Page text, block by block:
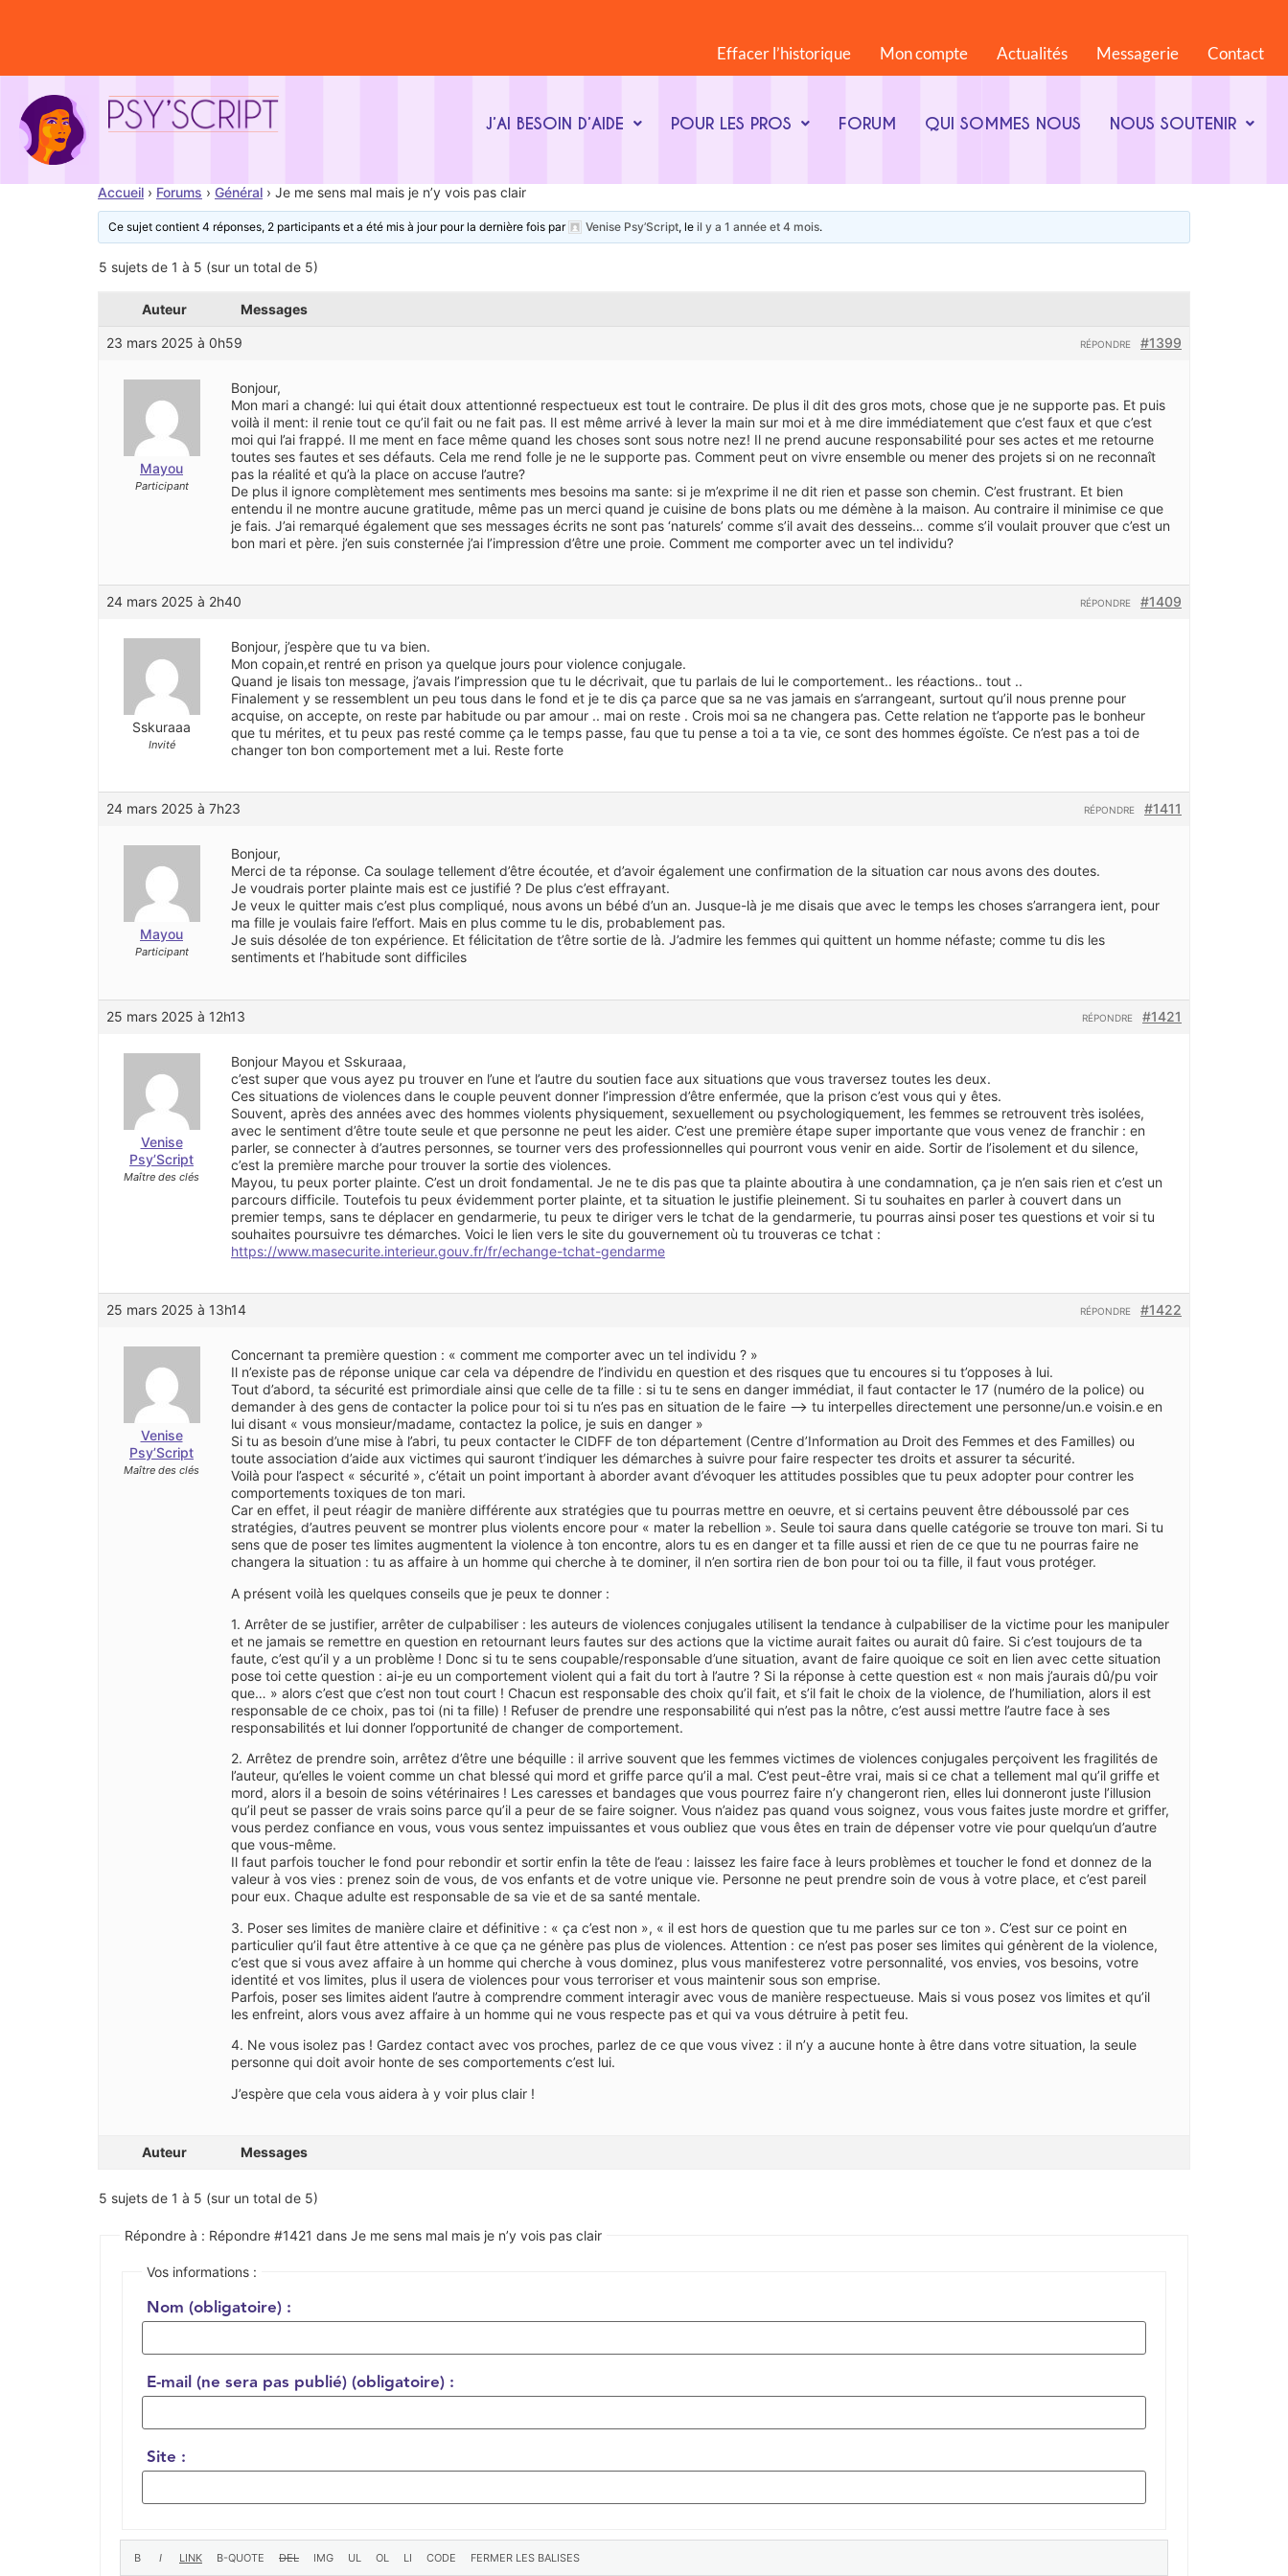
Effacer l’historique Mon compte Actualités Messagerie Contact
J’AI BESOIN D’AIDE POUR LES PROS FORUM QUI SOMMES NOUS NOUS SOUTENIR
Accueil › Forums › Général › Je me sens mal mais je n’y vois pas clair
Ce sujet contient 4 réponses, 2 participants et a été mis à jour pour la dernière fois par Venise Psy’Script, leil y a 1 année et 4 mois.
5 sujets de 1 à 5 (sur un total de 5)
Auteur Messages
23 mars 2025 à 0h59 #1399
RÉPONDRE
Mayou
Participant
Bonjour,
Mon mari a changé: lui qui était doux attentionné respectueux est tout le contraire. De plus il dit des gros mots, chose que je ne supporte pas. Et puis
voilà il ment: il renie tout ce qu’il fait ou ne fait pas. Il est même arrivé à lever la main sur moi et à me dire immédiatement que c’est faux et que c’est
moi qui l’ai frappé. Il me ment en face même quand les choses sont sous notre nez! Il ne prend aucune responsabilité pour ses actes et me retourne
toutes ses fautes et ses défauts. Cela me rend folle je ne le supporte pas. Comment peut on vivre ensemble ou mener des projets si on ne reconnaît
pas la réalité et qu’à la place on accuse l’autre?
De plus il ignore complètement mes sentiments mes besoins ma sante: si je m’exprime il ne dit rien et passe son chemin. C’est frustrant. Et bien
entendu il ne montre aucune gratitude, même pas un merci quand je cuisine de bons plats ou me démène à la maison. Au contraire il minimise ce que
je fais. J’ai remarqué également que ses messages écrits ne sont pas ‘naturels’ comme s’il avait des desseins… comme s’il voulait prouver que c’est un
bon mari et père. j’en suis consternée j’ai l’impression d’être une proie. Comment me comporter avec un tel individu?
24 mars 2025 à 2h40 #1409
RÉPONDRE
Sskuraaa
Invité
Bonjour, j’espère que tu va bien.
Mon copain,et rentré en prison ya quelque jours pour violence conjugale.
Quand je lisais ton message, j’avais l’impression que tu le décrivait, que tu parlais de lui le comportement.. les réactions.. tout ..
Finalement y se ressemblent un peu tous dans le fond et je te dis ça parce que sa ne vas jamais en s’arrangeant, surtout qu’il nous prenne pour
acquise, on accepte, on reste par habitude ou par amour .. mai on reste . Crois moi sa ne changera pas. Cette relation ne t’apporte pas le bonheur
que tu mérites, et tu peux pas resté comme ça le temps passe, fau que tu pense a toi a ta vie, ce sont des hommes égoïste. Ce n’est pas a toi de
changer ton bon comportement met a lui. Reste forte
24 mars 2025 à 7h23 #1411
RÉPONDRE
Mayou
Participant
Bonjour,
Merci de ta réponse. Ca soulage tellement d’être écoutée, et d’avoir également une confirmation de la situation car nous avons des doutes.
Je voudrais porter plainte mais est ce justifié ? De plus c’est effrayant.
Je veux le quitter mais c’est plus compliqué, nous avons un bébé d’un an. Jusque-là je me disais que avec le temps les choses s’arrangera ient, pour
ma fille je voulais faire l’effort. Mais en plus comme tu le dis, probablement pas.
Je suis désolée de ton expérience. Et félicitation de t’être sortie de là. J’admire les femmes qui quittent un homme néfaste; comme tu dis les
sentiments et l’habitude sont difficiles
25 mars 2025 à 12h13 #1421
RÉPONDRE
Venise
Psy’Script
Maître des clés
Bonjour Mayou et Sskuraaa,
c’est super que vous ayez pu trouver en l’une et l’autre du soutien face aux situations que vous traversez toutes les deux.
Ces situations de violences dans le couple peuvent donner l’impression d’être enfermée, que la prison c’est vous qui y êtes.
Souvent, après des années avec des hommes violents physiquement, sexuellement ou psychologiquement, les femmes se retrouvent très isolées,
avec le sentiment d’être toute seule et que personne ne peut les aider. C’est une première étape super importante que vous venez de franchir : en
parler, se connecter à d’autres personnes, se tourner vers des professionnelles qui pourront vous venir en aide. Sortir de l’isolement et du silence,
c’est la première marche pour trouver la sortie des violences.
Mayou, tu peux porter plainte. C’est un droit fondamental. Je ne te dis pas que ta plainte aboutira à une condamnation, ça je n’en sais rien et c’est un
parcours difficile. Toutefois tu peux évidemment porter plainte, et ta situation le justifie pleinement. Si tu souhaites en parler à couvert dans un
premier temps, sans te déplacer en gendarmerie, tu peux te diriger vers le tchat de la gendarmerie, tu pourras ainsi poser tes questions et voir si tu
souhaites poursuivre tes démarches. Voici le lien vers le site du gouvernement où tu trouveras ce tchat :
https://www.masecurite.interieur.gouv.fr/fr/echange-tchat-gendarme
25 mars 2025 à 13h14 #1422
RÉPONDRE
Venise
Psy’Script
Maître des clés
Concernant ta première question : « comment me comporter avec un tel individu ? »
Il n’existe pas de réponse unique car cela va dépendre de l’individu en question et des risques que tu encoures si tu t’opposes à lui.
Tout d’abord, ta sécurité est primordiale ainsi que celle de ta fille : si tu te sens en danger immédiat, il faut contacter le 17 (numéro de la police) ou
demander à des gens de contacter la police pour toi si tu n’es pas en situation de le faire –> tu interpelles directement une personne/un.e voisin.e en
lui disant « vous monsieur/madame, contactez la police, je suis en danger »
Si tu as besoin d’une mise à l’abri, tu peux contacter le CIDFF de ton département (Centre d’Information au Droit des Femmes et des Familles) ou
toute association d’aide aux victimes qui sauront t’indiquer les démarches à suivre pour faire respecter tes droits et assurer ta sécurité.
Voilà pour l’aspect « sécurité », c’était un point important à aborder avant d’évoquer les attitudes possibles que tu peux adopter pour contrer les
comportements toxiques de ton mari.
Car en effet, il peut réagir de manière différente aux stratégies que tu pourras mettre en oeuvre, et si certains peuvent être déboussolé par ces
stratégies, d’autres peuvent se montrer plus violents encore pour « mater la rebellion ». Seule toi saura dans quelle catégorie se trouve ton mari. Si tu
sens que de poser tes limites augmentent la violence à ton encontre, alors tu es en danger et ta fille aussi et rien de ce que tu ne pourras faire ne
changera la situation : tu as affaire à un homme qui cherche à te dominer, il n’en sortira rien de bon pour toi ou ta fille, il faut vous protéger.
A présent voilà les quelques conseils que je peux te donner :
1. Arrêter de se justifier, arrêter de culpabiliser : les auteurs de violences conjugales utilisent la tendance à culpabiliser de la victime pour les manipuler
et ne jamais se remettre en question en retournant leurs fautes sur des actions que la victime aurait faites ou aurait dû faire. Si c’est toujours de ta
faute, c’est qu’il y a un problème ! Donc si tu te sens coupable/responsable d’une situation, avant de faire quoique ce soit en lien avec cette situation
pose toi cette question : ai-je eu un comportement violent qui a fait du tort à l’autre ? Si la réponse à cette question est « non mais j’aurais dû/pu voir
que… » alors c’est que c’est non tout court ! Chacun est responsable des choix qu’il fait, et s’il fait le choix de la violence, de l’humiliation, alors il est
responsable de ce choix, pas toi (ni ta fille) ! Refuser de prendre une responsabilité qui n’est pas la nôtre, c’est aussi mettre l’autre face à ses
responsabilités et lui donner l’opportunité de changer de comportement.
2. Arrêtez de prendre soin, arrêtez d’être une béquille : il arrive souvent que les femmes victimes de violences conjugales perçoivent les fragilités de
l’auteur, qu’elles le voient comme un chat blessé qui mord et griffe parce qu’il a mal. C’est peut-être vrai, mais si ce chat a tellement mal qu’il griffe et
mord, alors il a besoin de soins vétérinaires ! Les caresses et bandages que vous pourrez faire n’y changeront rien, elles lui donneront juste l’illusion
qu’il peut se passer de vrais soins parce qu’il a peur de se faire soigner. Vous n’aidez pas quand vous soignez, vous vous faites juste mordre et griffer,
vous perdez confiance en vous, vous vous sentez impuissantes et vous oubliez que vous êtes en train de dépenser votre vie pour quelqu’un d’autre
que vous-même.
Il faut parfois toucher le fond pour rebondir et sortir enfin la tête de l’eau : laissez les faire face à leurs problèmes et toucher le fond et donnez de la
valeur à vos vies : prenez soin de vous, de vos enfants et de votre unique vie. Personne ne peut prendre soin de vous à votre place, et c’est pareil
pour eux. Chaque adulte est responsable de sa vie et de sa santé mentale.
3. Poser ses limites de manière claire et définitive : « ça c’est non », « il est hors de question que tu me parles sur ce ton ». C’est sur ce point en
particulier qu’il faut être attentive à ce que ça ne génère pas plus de violences. Attention : ce n’est pas poser ses limites qui génèrent de la violence,
c’est que si vous avez affaire à un homme qui cherche à vous dominez, plus vous manifesterez votre personnalité, vos envies, vos besoins, votre
identité et vos limites, plus il usera de violences pour vous terroriser et vous maintenir sous son emprise.
Parfois, poser ses limites aident l’autre à comprendre comment interagir avec vous de manière respectueuse. Mais si vous posez vos limites et qu’il
les enfreint, alors vous avez affaire à un homme qui ne vous respecte pas et qui va vous détruire à petit feu.
4. Ne vous isolez pas ! Gardez contact avec vos proches, parlez de ce que vous vivez : il n’y a aucune honte à être dans votre situation, la seule
personne qui doit avoir honte de ses comportements c’est lui.
J’espère que cela vous aidera à y voir plus clair !
Auteur Messages
5 sujets de 1 à 5 (sur un total de 5)
Répondre à : Répondre #1421 dans Je me sens mal mais je n’y vois pas clair
Vos informations :
Nom (obligatoire) :
E-mail (ne sera pas publié) (obligatoire) :
Site :